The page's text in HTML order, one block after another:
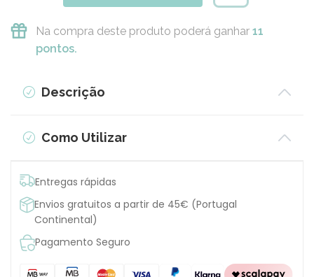
Na compra deste produto poderá ganhar 11
pontos.
Descrição
Como Utilizar
Entregas rápidas
Envios gratuitos a partir de 45€ (Portugal
Continental)
Pagamento Seguro